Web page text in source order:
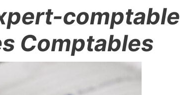
comptable
Comptables